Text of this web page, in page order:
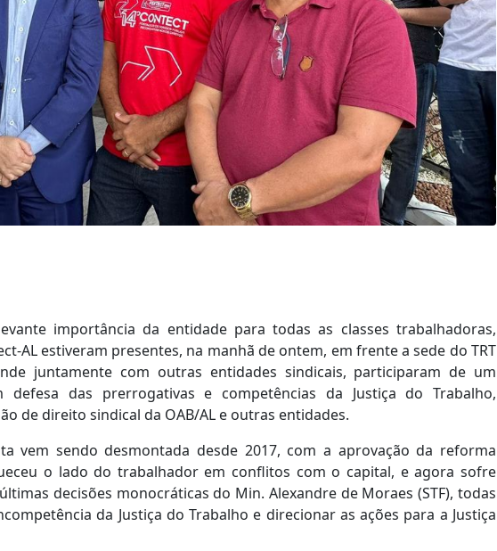
importância da entidade para todas as classes trabalhadoras,
AL estiveram presentes, na manhã de ontem, em frente a sede do TRT
juntamente com outras entidades sindicais, participaram de um
defesa das prerrogativas e competências da Justiça do Trabalho,
de direito sindical da OAB/AL e outras entidades.
sendo desmontada desde 2017, com a aprovação da reforma
o lado do trabalhador em conflitos com o capital, e agora sofre
decisões monocráticas do Min. Alexandre de Moraes (STF), todas
da Justiça do Trabalho e direcionar as ações para a Justiça